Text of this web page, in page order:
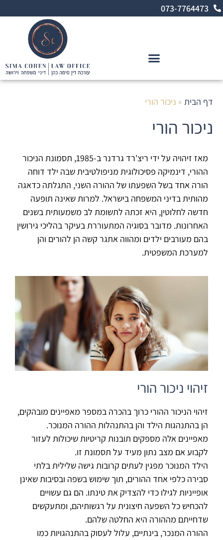
לתוכן073-7764473
דף הבית » ניכור הורי
ניכור הורי
מאז זיהויה על ידי ריצ'רד גרדנר ב-1985, תסמונת הניכור
ההורי, דינמיקה פסיכולוגית מניפולטיבית שבה ילד דוחה
הורה אחד בשל השפעתו של ההורה השני, התגלתה כדאגה
מהותית בדיני המשפחה בישראל. למרות שאינה תופעה
חדשה לחלוטין, היא זכתה לתשומת לב משמעותית בשנים
האחרונות. מדובר בסוגיה המתעוררת בעיקר בהליכי גירושין
בהם מעורבים ילדים ומהווה אתגר קשה הן להורים והן
למערכת המשפטית.
זיהוי ניכור הורי
זיהוי הניכור ההורי כרוך בהכרה במספר מאפיינים מובהקים,
הן בהתנהגות הילד והן בהתנהלות ההורה המנוכר.
מאפיינים אלה מספקים תובנות קריטיות שיכולות לעזור
לקבוע אם מצב נתון מעיד על תסמונת זו.
הילד המנוכר מפגין לעתים קרובות גישה שלילית בלתי
סבירה כלפי אחד ההורים, תוך שימוש בשפה ובסיבות שאינן
אופייניות לגילו כדי להצדיק את טינתו. הם גם עשויים
להכחיש כל השפעה חיצונית על רגשותיהם, ומתעקשים
שדחייתם מההורה היא החלטה שלהם.
ההורה המנכר, בינתיים, עלול לעסוק בהתנהגויות כמו